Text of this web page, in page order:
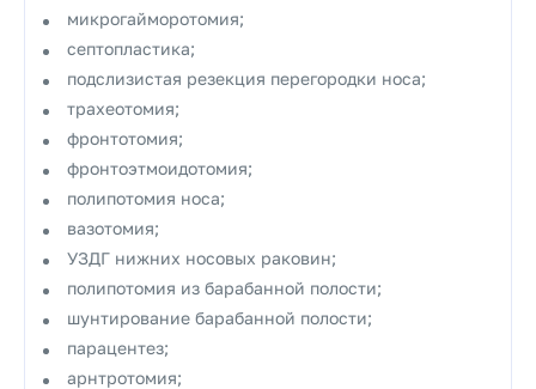
микрогайморотомия;
септопластика;
подслизистая резекция перегородки носа;
трахеотомия;
фронтотомия;
фронтоэтмоидотомия;
полипотомия носа;
вазотомия;
УЗДГ нижних носовых раковин;
полипотомия из барабанной полости;
шунтирование барабанной полости;
парацентез;
арнтротомия;